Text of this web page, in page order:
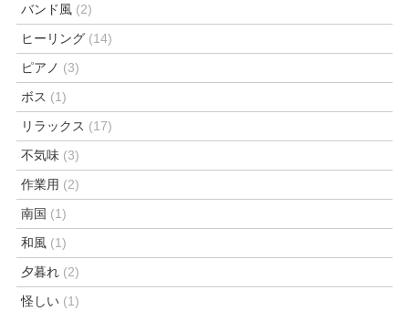
バンド風 (2)
ヒーリング (14)
ピアノ (3)
ボス (1)
リラックス (17)
不気味 (3)
作業用 (2)
南国 (1)
和風 (1)
夕暮れ (2)
怪しい (1)